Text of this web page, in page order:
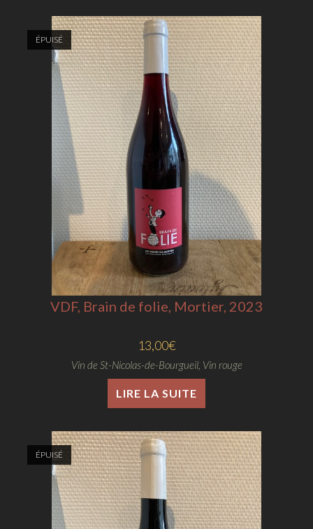
ÉPUISÉ
VDF, Brain de folie, Mortier, 2023
13,00€
Vin de St-Nicolas-de-Bourgueil, Vin rouge
LIRE LA SUITE
ÉPUISÉ